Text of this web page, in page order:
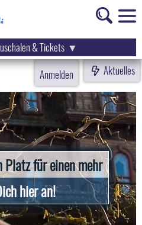
& Tickets
Anmelden
Aktuelles
für einen mehr
hier an!